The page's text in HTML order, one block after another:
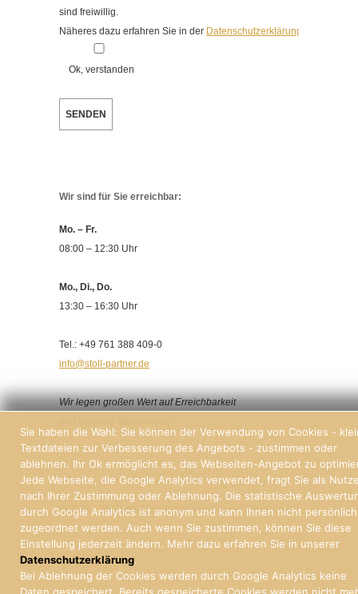
sind freiwillig.
Näheres dazu erfahren Sie in der Datenschutzerklärung
Ok, verstanden
Wir sind für Sie erreichbar:
Mo. – Fr.
08:00 – 12:30 Uhr
Mo., Di., Do.
13:30 – 16:30 Uhr
Tel.: +49 761 388 409-0
info@stoll-partner.de
Wir legen großen Wert auf Erreichbarkeit
© 2026 | Stoll und Partner, Immobilien und Hausverwaltung Freiburg
Sie haben die Wahl: Sie können der Verwendung von Cookies -
Textdateien zur Verbesserung des Angebots - zustimmen oder
ablehnen. Ihr Ok ermöglicht es, das Webseiten-Angebot zu
Jede Webseite, die Google Analytics verwendet, fragt Sie als
nach Ihrer Zustimmung oder Ablehnung. Die statistische
durch Google Analytics ist anonym und kann Ihnen nicht persönlich
zugeordnet werden. Auch wenn Sie zustimmen, können Sie diese
Einstellung jederzeit ändern. Mehr dazu erfahren Sie in unserer
Datenschutzerklärung.
Bei Ablehnung der Cookies werden durch Google Analytics keine